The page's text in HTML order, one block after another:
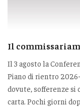
Il
Il 3 agosto la
Piano di rientro
dovute, sofferenze si
carta. Pochi giorni